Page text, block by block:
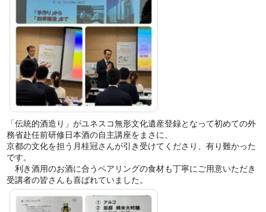
「伝統的酒造り」がユネスコ無形文化遺産登録となって初めての外
務省赴任前研修日本酒の自主講座をまさに、
京都の文化を担う月桂冠さんが引き受けてくださり、有り難かった
です。
利き酒用のお酒に合うペアリングの食材も丁寧にご用意いただき
受講者の皆さんも喜ばれていました。